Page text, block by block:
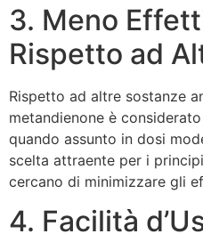
3. Meno
Rispetto ad
Rispetto ad altre sostanze
metandienone è
quando assunto in dosi
scelta attraente per i
cercano di minimizzare gli
4. Facilità